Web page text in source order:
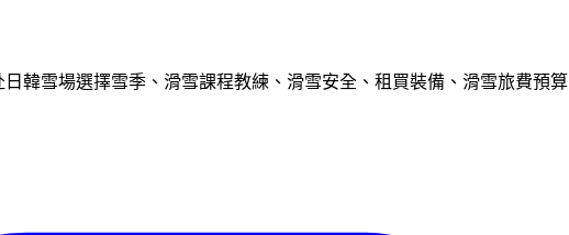
韓雪場選擇雪季、滑雪課程教練、滑雪安全、租買裝備、滑雪旅費預算